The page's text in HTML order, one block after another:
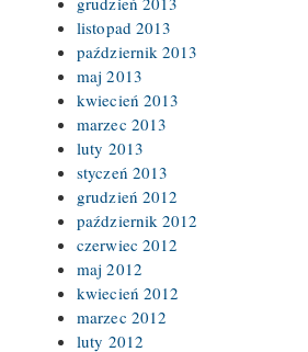
listopad 2013
październik 2013
maj 2013
kwiecień 2013
marzec 2013
luty 2013
styczeń 2013
grudzień 2012
październik 2012
czerwiec 2012
maj 2012
kwiecień 2012
marzec 2012
luty 2012